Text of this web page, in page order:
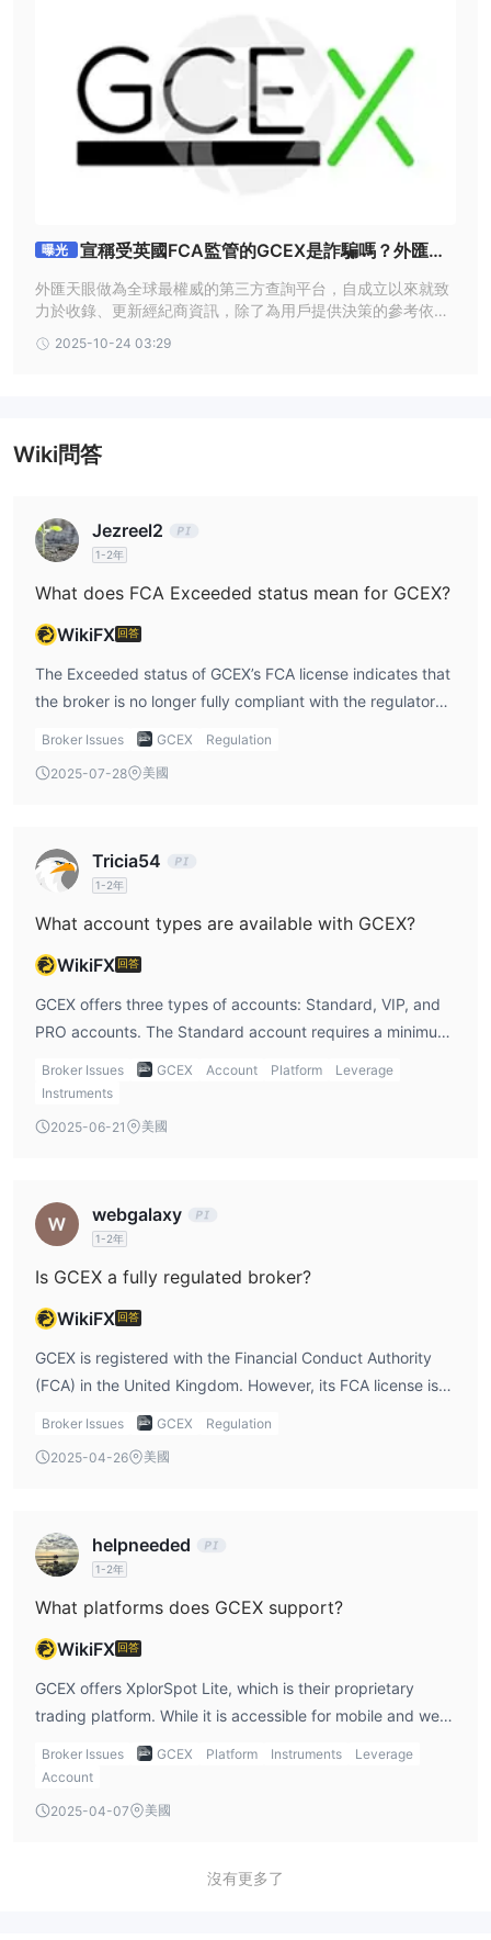
曝光
宣稱受英國FCA監管的GCEX是詐騙嗎？外匯天
眼帶你了解平台實際評價
外匯天眼做為全球最權威的第三方查詢平台，自成立以來就致
力於收錄、更新經紀商資訊，除了為用戶提供決策的參考依據
少人都想了解GCEX的評價，下面是相關的查詢與解析。
2025-10-24 03:29
Wiki問答
Jezreel2
1-2年
What does FCA Exceeded status mean for GCEX?
WikiFX 回答
The Exceeded status of GCEX’s FCA license indicates that
the broker is no longer fully compliant with the regulatory
authority's requirements. As a trader, I see this as a
understanding the implications of this status on my funds
Broker Issues GCEX Regulation
2025-07-28 美國
Tricia54
1-2年
What account types are available with GCEX?
WikiFX 回答
GCEX offers three types of accounts: Standard, VIP, and
PRO accounts. The Standard account requires a minimum
deposit of $200, while the VIP and PRO accounts require
higher deposits. I would likely start with the Standard
Broker Issues GCEX Account Platform
Leverage
Instruments
2025-06-21 美國
webgalaxy
1-2年
Is GCEX a fully regulated broker?
WikiFX 回答
GCEX is registered with the Financial Conduct Authority
(FCA) in the United Kingdom. However, its FCA license is
marked as Exceeded, which means it no longer holds the
cautious with a broker operating under such a status, as it
Broker Issues GCEX Regulation
2025-04-26 美國
helpneeded
1-2年
What platforms does GCEX support?
WikiFX 回答
GCEX offers XplorSpot Lite, which is their proprietary
trading platform. While it is accessible for mobile and web
devices, I personally find that platforms like MT4 or MT5
offer more advanced tools. If I were considering long-term
Broker Issues GCEX Platform Instruments
Leverage
Account
2025-04-07 美國
沒有更多了